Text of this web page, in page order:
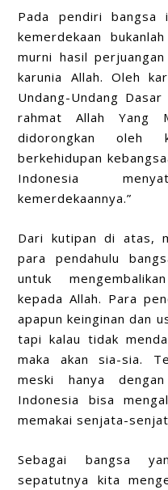
Pada pendiri bangsa
kemerdekaan
murni hasil
karunia Allah. Oleh
Undang-Undang
rahmat Allah Yang
didorongkan oleh
berkehidupan
Indonesia
kemerdekaannya.”
Dari kutipan di atas,
para pendahulu
untuk
kepada Allah. Para
apapun keinginan dan
tapi kalau tidak
maka akan sia-sia.
meski hanya
Indonesia bisa
memakai senjata-
Sebagai bangsa
sepatutnya kita